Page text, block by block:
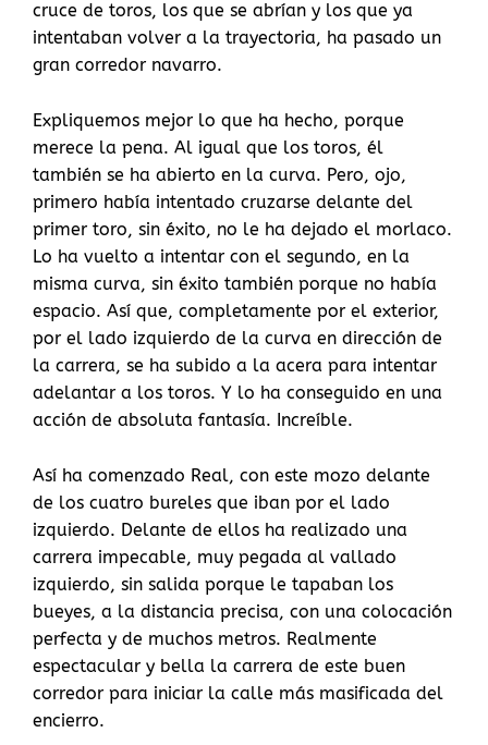
cruce de toros, los que se abrían y los que ya
intentaban volver a la trayectoria, ha pasado un
gran corredor navarro.
Expliquemos mejor lo que ha hecho, porque
merece la pena. Al igual que los toros, él
también se ha abierto en la curva. Pero, ojo,
primero había intentado cruzarse delante del
primer toro, sin éxito, no le ha dejado el morlaco.
Lo ha vuelto a intentar con el segundo, en la
misma curva, sin éxito también porque no había
espacio. Así que, completamente por el exterior,
por el lado izquierdo de la curva en dirección de
la carrera, se ha subido a la acera para intentar
adelantar a los toros. Y lo ha conseguido en una
acción de absoluta fantasía. Increíble.
Así ha comenzado Real, con este mozo delante
de los cuatro bureles que iban por el lado
izquierdo. Delante de ellos ha realizado una
carrera impecable, muy pegada al vallado
izquierdo, sin salida porque le tapaban los
bueyes, a la distancia precisa, con una colocación
perfecta y de muchos metros. Realmente
espectacular y bella la carrera de este buen
corredor para iniciar la calle más masificada del
encierro.